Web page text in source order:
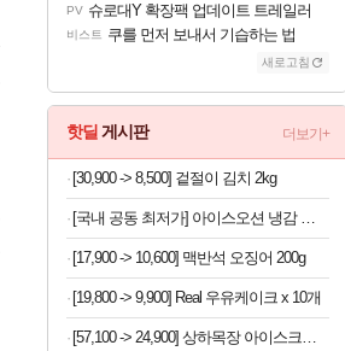
PV 슈로대Y 확장팩 업데이트 트레일러
비스트 쿠를 먼저 보내서 기습하는 법
새로고침
핫딜 게시판 더보기+
[30,900 -> 8,500] 겉절이 김치 2kg
[국내 공동 최저가] 아이스오션 냉감 홑이불 100x150
[17,900 -> 10,600] 맥반석 오징어 200g
[19,800 -> 9,900] Real 우유케이크 x 10개
[57,100 -> 24,900] 상하목장 아이스크림 8개 (초코+프로즌그릭요거트+바이오요거트파르페)